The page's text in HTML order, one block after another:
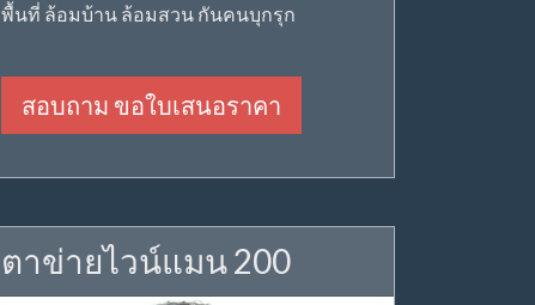
พื้นที่ ล้อมบ้าน ล้อมสวน กันคนบุกรุก
สอบถาม ขอใบเสนอราคา
ตาข่ายไวน์แมน 200